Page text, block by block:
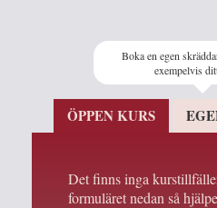
Boka en egen
exempelvis
ÖPPEN KURS
Det finns inga
formuläret nedan så